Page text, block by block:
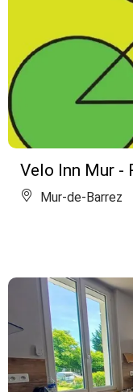
Velo Inn Mur -
Mur-de-Barrez